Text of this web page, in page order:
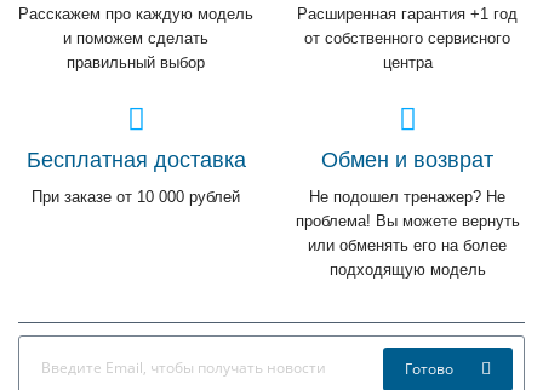
Расскажем про каждую модель
и поможем сделать
правильный выбор
Расширенная гарантия +1 год
от собственного сервисного
центра
Бесплатная доставка
При заказе от 10 000 рублей
Обмен и возврат
Не подошел тренажер? Не
проблема! Вы можете вернуть
или обменять его на более
подходящую модель
Готово